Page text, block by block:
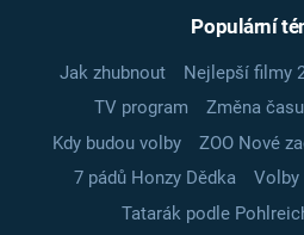
Populární
Jak zhubnout Nejlepší filmy
TV program
Změna času
Kdy budou volby
ZOO Nové
7 pádů Honzy Dědka
Volby
Tatarák podle